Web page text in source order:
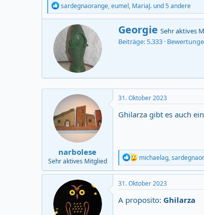
R
e
a
c
o
n
s
:
sardegnaorange,eumel, MariaJ. und 5 andere
V
e
r
t
v
n
Georgie Sehr aktives
Beiträge 5.333
narbolese
Sehr aktives Mitglied
31. Oktober 2023
Ghilarza gibt es auch
R
e
a
c
t
i
o
michaelag,
31. Oktober 2023
A proposito: Ghilarza